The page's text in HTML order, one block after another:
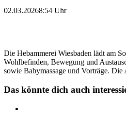
02.03.20268:54 Uhr
Die Hebammerei Wiesbaden lädt am
Wohlbefinden, Bewegung und
sowie Babymassage und Vorträge.
Das könnte dich auch